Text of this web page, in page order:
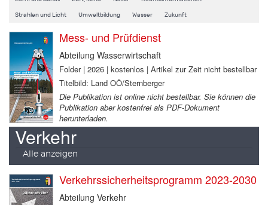
Strahlen und Licht Umweltbildung Wasser Zukunft
Mess- und Prüfdienst
Abteilung Wasserwirtschaft
Folder | 2026 | kostenlos | Artikel zur Zeit nicht bestellbar
Titelbild: Land OÖ/Sternberger
Die Publikation ist online nicht bestellbar. Sie können die
Publikation aber kostenfrei als PDF-Dokument
herunterladen.
Verkehr
Alle anzeigen
Verkehrssicherheitsprogramm 2023-2030
Abteilung Verkehr